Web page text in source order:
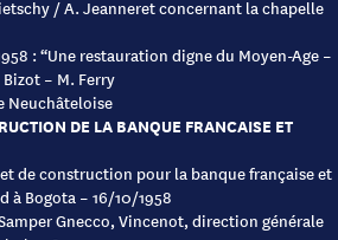
/ A. Jeanneret concernant la chapelle
: “Une restauration digne du Moyen-Age –
– M. Ferry
Neuchâteloise
DE LA BANQUE FRANCAISE ET
de construction pour la banque française et
à Bogota – 16/10/1958
Gnecco, Vincenot, direction générale